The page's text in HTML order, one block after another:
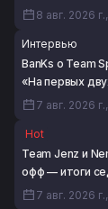
8 авг. 2026
Интервью
BanKs о Team
«На первых
7 авг. 2026
Hot
Team Jenz и
офф — итоги
7 авг. 2026